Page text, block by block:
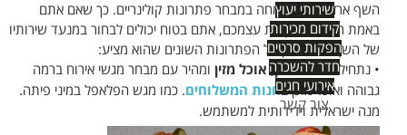
שירותי יעוץ
קידום מכירות
הפקות סרטים
חדר להשכרה
אירועי חגים
צור קשר
השף ארז שטרן מתמחה במבחר פתרונות קולינריים. כך שאם אתם
באמת רוצים לפנק את עצמכם, אתם בטוח יכולים לבחור במנעד שירותיו
של השף ארז שטרן על הפתרונות השונים שהוא מציע:
• נתחילבאוכל זמין, אוכל מזין ומהיר עם מבחר מגשי אירוח ברמה
גבוהה ואוכל מוכן בחנות המשלוחים. כמו מגש הפלאפל במיני פיתה.
מנה ישראלית וידידותית למשתמש.